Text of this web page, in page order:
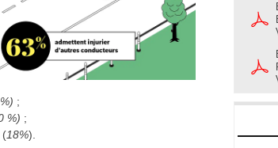
;
%) ;
(18%).